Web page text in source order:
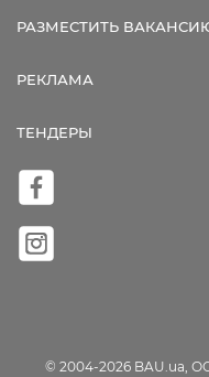
РАЗМЕСТИТЬ
РЕКЛАМА
ТЕНДЕРЫ
© 2004-2026 BAU.ua,